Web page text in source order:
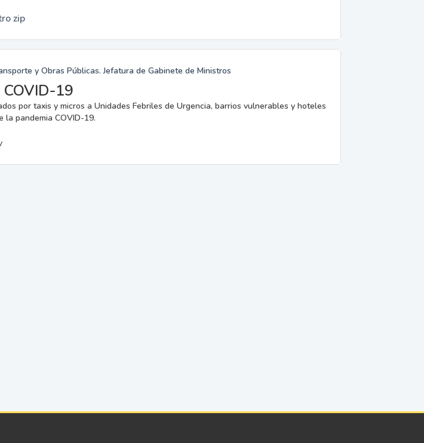
zip
y Obras Públicas. Jefatura de Gabinete de Ministros
COVID-19
por taxis y micros a Unidades Febriles de Urgencia, barrios vulnerables y hoteles
la pandemia COVID-19.